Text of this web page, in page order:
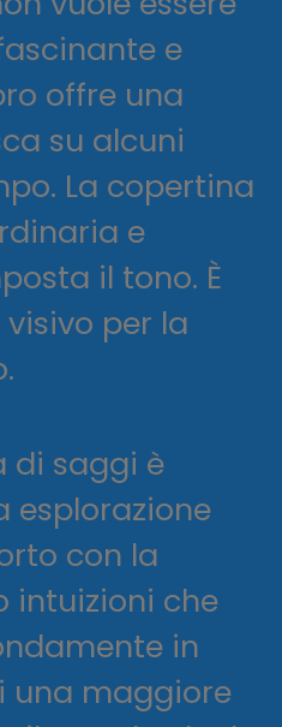
e
offre una
su alcuni
La copertina
e
il tono. È
per la
di saggi è
esplorazione
con la
intuizioni che
in
una maggiore